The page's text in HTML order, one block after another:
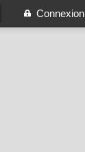
Connexion